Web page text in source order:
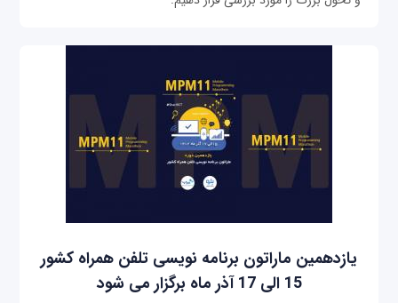
یازدهمین ماراتون برنامه نویسی تلفن همراه کشور
15 الی 17 آذر ماه برگزار می شود